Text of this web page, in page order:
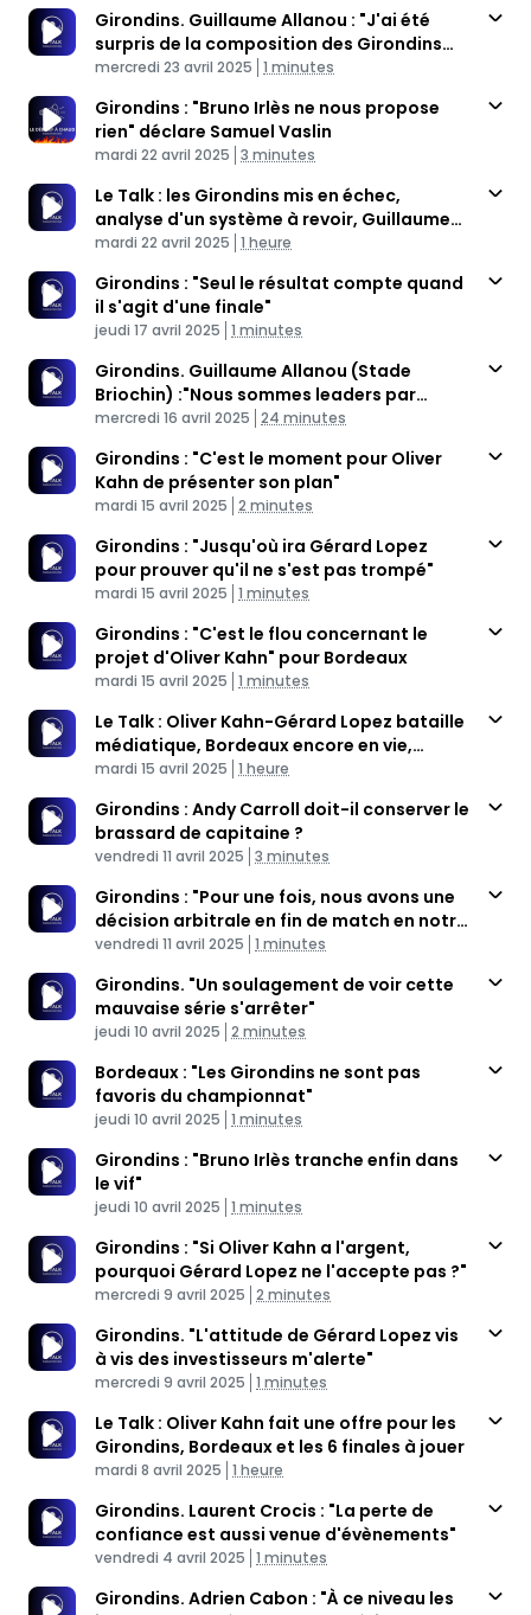
Girondins. Guillaume Allanou : "J'ai été
surpris de la composition des Girondins
sur deux postes"
Published At
mercredi 23 avril 2025 Time
1 minutes
Girondins : "Bruno Irlès ne nous propose
rien" déclare Samuel Vaslin
Published At
mardi 22 avril 2025 Time
3 minutes
Le Talk : les Girondins mis en échec,
analyse d'un système à revoir, Guillaume
Allanou invité
Published At
mardi 22 avril 2025 Time
1 heure
Girondins : "Seul le résultat compte quand
il s'agit d'une finale"
Published At
jeudi 17 avril 2025 Time
1 minutes
Girondins. Guillaume Allanou (Stade
Briochin) :"Nous sommes leaders par
surprise"
Published At
mercredi 16 avril 2025 Time
24 minutes
Girondins : "C'est le moment pour Oliver
Kahn de présenter son plan"
Published At
mardi 15 avril 2025 Time
2 minutes
Girondins : "Jusqu'où ira Gérard Lopez
pour prouver qu'il ne s'est pas trompé"
Published At
mardi 15 avril 2025 Time
1 minutes
Girondins : "C'est le flou concernant le
projet d'Oliver Kahn" pour Bordeaux
Published At
mardi 15 avril 2025 Time
1 minutes
Le Talk : Oliver Kahn-Gérard Lopez bataille
médiatique, Bordeaux encore en vie,
Guillaume Allanou
Published At
mardi 15 avril 2025 Time
1 heure
Girondins : Andy Carroll doit-il conserver le
brassard de capitaine ?
Published At
vendredi 11 avril 2025 Time
3 minutes
Girondins : "Pour une fois, nous avons une
décision arbitrale en fin de match en notre
faveur"
Published At
vendredi 11 avril 2025 Time
1 minutes
Girondins. "Un soulagement de voir cette
mauvaise série s'arrêter"
Published At
jeudi 10 avril 2025 Time
2 minutes
Bordeaux : "Les Girondins ne sont pas
favoris du championnat"
Published At
jeudi 10 avril 2025 Time
1 minutes
Girondins : "Bruno Irlès tranche enfin dans
le vif"
Published At
jeudi 10 avril 2025 Time
1 minutes
Girondins : "Si Oliver Kahn a l'argent,
pourquoi Gérard Lopez ne l'accepte pas ?"
Published At
mercredi 9 avril 2025 Time
2 minutes
Girondins. "L'attitude de Gérard Lopez vis
à vis des investisseurs m'alerte"
Published At
mercredi 9 avril 2025 Time
1 minutes
Le Talk : Oliver Kahn fait une offre pour les
Girondins, Bordeaux et les 6 finales à jouer
Published At
mardi 8 avril 2025 Time
1 heure
Girondins. Laurent Crocis : "La perte de
confiance est aussi venue d'évènements"
Published At
vendredi 4 avril 2025 Time
1 minutes
Girondins. Adrien Cabon : "À ce niveau les